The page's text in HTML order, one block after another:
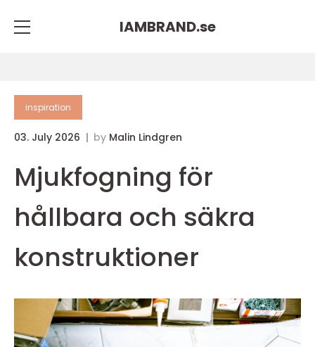
IAMBRAND.se
inspiration
03. July 2026 by Malin Lindgren
Mjukfogning för
hållbara och säkra
konstruktioner